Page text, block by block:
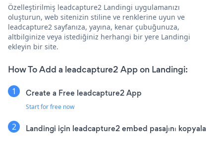
Özelleştirilmiş leadcapture2 Landingi uygulamanızı
oluşturun, web sitenizin stiline ve renklerine uyun ve
leadcapture2 sayfanıza, yayına, kenar çubuğunuza,
altbilginize veya istediğiniz herhangi bir yere Landingi
ekleyin bir site.
How To Add a leadcapture2 App on Landingi:
Create a Free leadcapture2 App
Start for free now
Landingi için leadcapture2 embed pasajını kopyala